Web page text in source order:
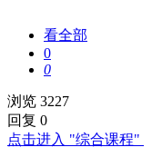
看全部
0
0
浏览 3227
回复 0
点击进入 "综合课程"